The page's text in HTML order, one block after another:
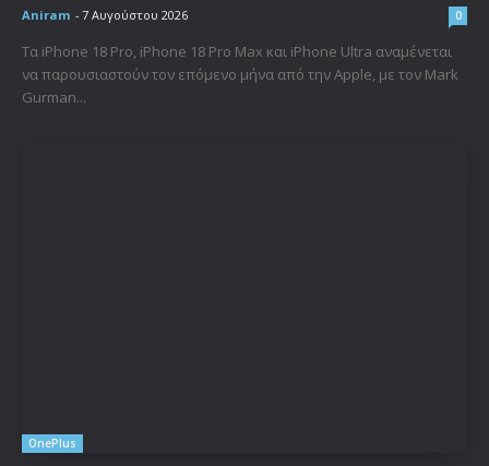
Aniram - 7 Αυγούστου 2026 0
Τα iPhone 18 Pro, iPhone 18 Pro Max και iPhone Ultra αναμένεται
να παρουσιαστούν τον επόμενο μήνα από την Apple, με τον Mark
Gurman...
OnePlus